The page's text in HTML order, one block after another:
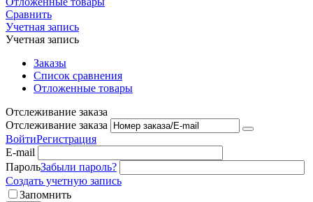
Сравнить
Учетная запись
Учетная запись
Заказы
Список сравнения
Отложенные товары
Отслеживание заказа
Отслеживание заказа
ВойтиРегистрация
E-mail
ПарольЗабыли пароль?
Создать учетную запись
Запомнить